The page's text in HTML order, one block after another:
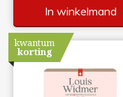
In winkelmand
kwantum
korting